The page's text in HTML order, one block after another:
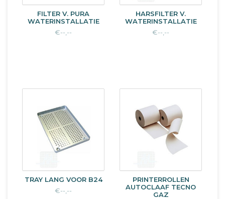
FILTER V. PURA
WATERINSTALLATIE
€--,--
HARSFILTER V.
WATERINSTALLATIE
€--,--
TRAY LANG VOOR B24
€--,--
PRINTERROLLEN
AUTOCLAAF TECNO
GAZ